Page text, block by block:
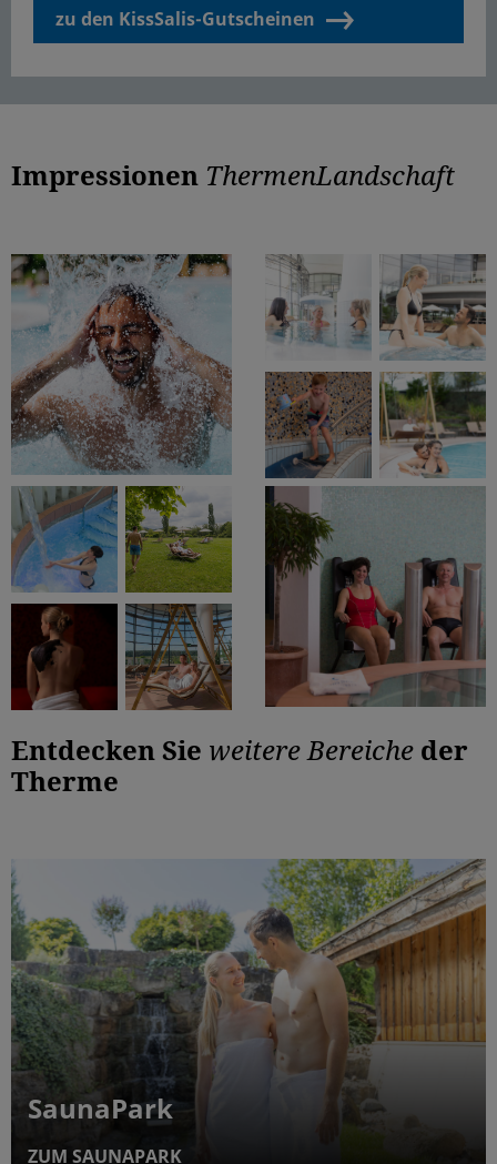
zu den KissSalis-Gutscheinen
Impressionen ThermenLandschaft
Entdecken Sie weitere Bereiche der
Therme
SaunaPark
ZUM SAUNAPARK